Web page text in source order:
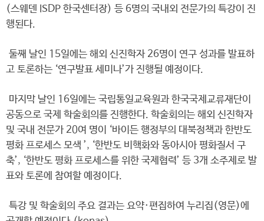
(스웨덴 ISDP 한국센터장) 등 6명의 국내외 전문가의 특강이 진
행된다.
둘째 날인 15일에는 해외 신진학자 26명이 연구 성과를 발표하
고 토론하는 ‘연구발표 세미나’가 진행될 예정이다.
마지막 날인 16일에는 국립통일교육원과 한국국제교류재단이
공동으로 국제 학술회의를 진행한다. 학술회의는 해외 신진학자
및 국내 전문가 20여 명이 ‘바이든 행정부의 대북정책과 한반도
평화 프로세스 모색 ’, ‘한반도 비핵화와 동아시아 평화질서 구
축’, ‘한반도 평화 프로세스를 위한 국제협력’ 등 3개 소주제로 발
표와 토론에 참여할 예정이다.
특강 및 학술회의 주요 결과는 요약·편집하여 누리집(영문)에